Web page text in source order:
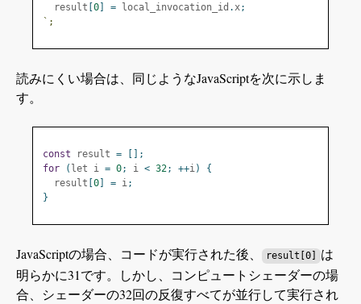
  result
0 = local_invocation_id .x;
`;
読みにくい場合は、同じようなJavaScriptを次に示しま
す。
const result =
[];
for
( let i = 0; i < 32; ++i)
{
  result
0 = i;
}
JavaScriptの場合、コードが実行された後、 result[0]
は
明らかに31です。しかし、コンピュートシェーダーの場
合、シェーダーの32回の反復すべてが並行して実行され